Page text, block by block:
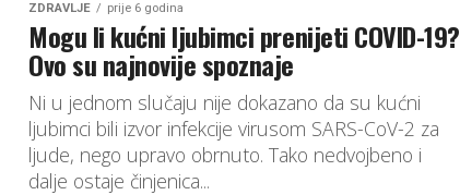
ZDRAVLJE prije 6 godina
Mogu li kućni ljubimci prenijeti COVID-19?
Ovo su najnovije spoznaje
Ni u jednom slučaju nije dokazano da su kućni
ljubimci bili izvor infekcije virusom SARS-CoV-2 za
ljude, nego upravo obrnuto. Tako nedvojbeno i
dalje ostaje činjenica...